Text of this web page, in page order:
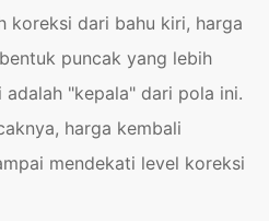
koreksi dari bahu kiri, harga
puncak yang lebih
"kepala" dari pola ini.
harga kembali
mendekati level koreksi